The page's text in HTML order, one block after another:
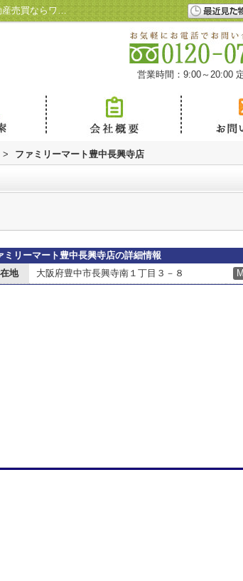
ファミリーマート豊中長興寺店情報ページ｜北摂エリア・京阪エリア・大阪市内の不動産売買ならワンツインズホーム
営業時間：9:00～20:00
> ファミリーマート豊中長興寺店
ミリーマート豊中長興寺店の詳細情報
地
大阪府豊中市長興寺南１丁目３－８